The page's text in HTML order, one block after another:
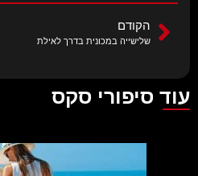
הקודם
שלישייה במכונית בדרך לאילת
עוד סיפורי סקס